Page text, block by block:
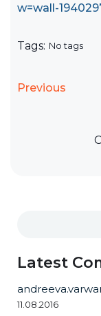
w=wall-
Tags: No tags
Previous
Latest
11.08.2016